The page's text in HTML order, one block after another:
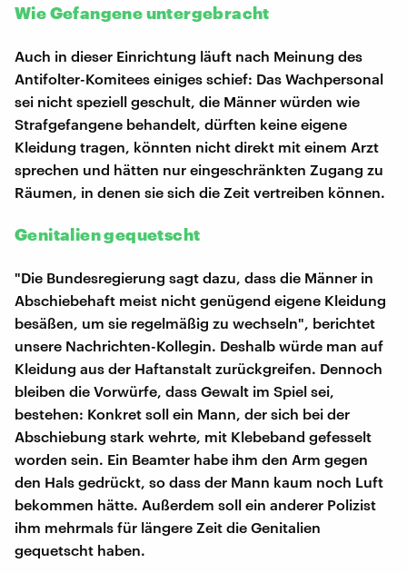
Wie Gefangene untergebracht
Auch in dieser Einrichtung läuft nach Meinung des
Antifolter-Komitees einiges schief: Das Wachpersonal
sei nicht speziell geschult, die Männer würden wie
Strafgefangene behandelt, dürften keine eigene
Kleidung tragen, könnten nicht direkt mit einem Arzt
sprechen und hätten nur eingeschränkten Zugang zu
Räumen, in denen sie sich die Zeit vertreiben können.
Genitalien gequetscht
"Die Bundesregierung sagt dazu, dass die Männer in
Abschiebehaft meist nicht genügend eigene Kleidung
besäßen, um sie regelmäßig zu wechseln", berichtet
unsere Nachrichten-Kollegin. Deshalb würde man auf
Kleidung aus der Haftanstalt zurückgreifen. Dennoch
bleiben die Vorwürfe, dass Gewalt im Spiel sei,
bestehen: Konkret soll ein Mann, der sich bei der
Abschiebung stark wehrte, mit Klebeband gefesselt
worden sein. Ein Beamter habe ihm den Arm gegen
den Hals gedrückt, so dass der Mann kaum noch Luft
bekommen hätte. Außerdem soll ein anderer Polizist
ihm mehrmals für längere Zeit die Genitalien
gequetscht haben.